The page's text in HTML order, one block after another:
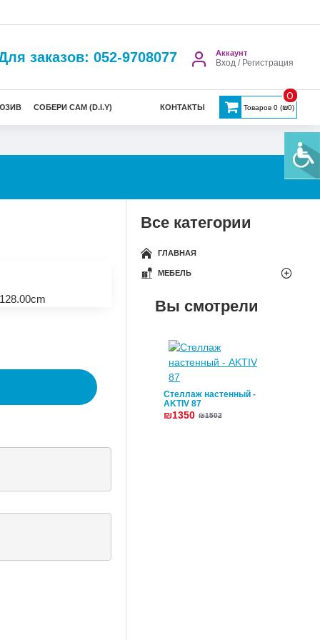
заказов: 052-9708077 Аккаунт
Вход / Регистрация
СОБЕРИ САМ (D.I.Y) КОНТАКТЫ Товаров 0 (₪0)
0
Все категории
ГЛАВНАЯ
МЕБЕЛЬ
Вы смотрели
Стеллаж настенный -
AKTIV 87
₪1350 ₪1502